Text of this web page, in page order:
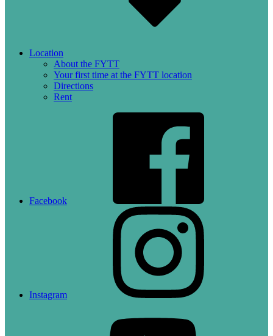
Location
About the FYTT
Your first time at the FYTT location
Directions
Rent
Facebook
Instagram